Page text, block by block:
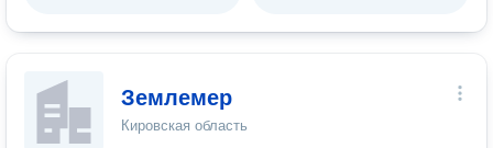
Землемер
Кировская область